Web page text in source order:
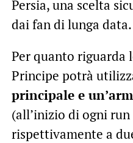
Persia, una scelta
dai fan di lunga data.
Per quanto riguarda
Principe potrà
principale e
(all’inizio di ogni
rispettivamente a